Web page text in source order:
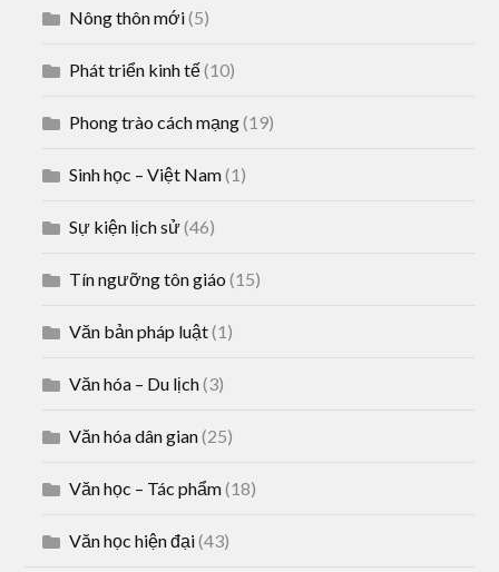
Nông thôn mới(5)
Phát triển kinh tế(10)
Phong trào cách mạng(19)
Sinh học – Việt Nam(1)
Sự kiện lịch sử(46)
Tín ngưỡng tôn giáo (15)
Văn bản pháp luật(1)
Văn hóa – Du lịch(3)
Văn hóa dân gian(25)
Văn học – Tác phẩm(18)
Văn học hiện đại(43)